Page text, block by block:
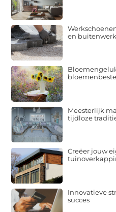
en buitenwerk
Meesterlijk
tijdloze
Creëer jouw
Innovatieve
succes